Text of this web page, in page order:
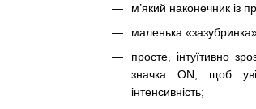
м’який наконечник із
маленька
просте, інтуїтивно
значка ON, щоб
інтенсивність;